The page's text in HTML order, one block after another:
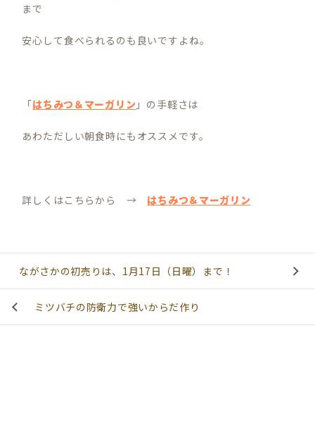
まで
安心して食べられるのも良いですよね。
「はちみつ＆マーガリン 」の手軽さは
あわただしい朝食時にもオススメです。
詳しくはこちらから → はちみつ＆マーガリン
ながさかの初売りは、1月17日（日曜）まで！
ミツバチの防衛力で強いからだ作り